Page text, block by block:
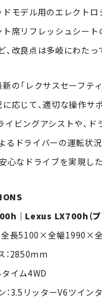
ドモデル用のエレクト
ト席リフレッシュシート
、改良点は多岐にわたっ
の「レクサスセーフテ
に応じて、適切な操作サ
イビングアシストや、ド
るドライバーの運転状
心なドライブを実現した
｜Lexus LX700h（プ
全長5100×全幅1990×
：2850mm
イム4WD
：3.5リッターV6ツイン